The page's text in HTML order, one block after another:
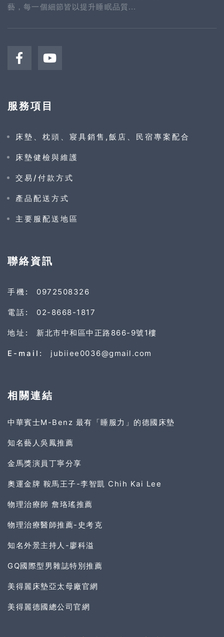
藝，每一個細節皆以提升睡眠品質...
服務項目
床墊、枕頭、寢具銷售,飯店、民宿專案配合
床墊健檢與維護
交易/付款方式
產品配送方式
主要服配送地區
聯絡資訊
手機: 0972508326
電話: 02-8668-1817
地址: 新北市中和區中正路866-9號1樓
E-mail: jubiiee0036@gmail.com
相關連結
中華賓士M-Benz 最有「睡服力」的德國床墊
知名藝人吳鳳推薦
金馬獎演員丁寧分享
奧運金牌 鞍馬王子-李智凱 Chih Kai Lee
物理治療師 詹珞瑤推薦
物理治療醫師推薦-史考克
知名外景主持人-廖科溢
GQ國際型男雜誌特別推薦
美得麗床墊亞太母廠官網
美得麗德國總公司官網